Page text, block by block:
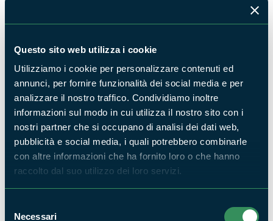
Questo sito web utilizza i cookie
Utilizziamo i cookie per personalizzare contenuti ed
annunci, per fornire funzionalità dei social media e per
analizzare il nostro traffico. Condividiamo inoltre
informazioni sul modo in cui utilizza il nostro sito con i
nostri partner che si occupano di analisi dei dati web,
pubblicità e social media, i quali potrebbero combinarle
con altre informazioni che ha fornito loro o che hanno
raccolto dal suo utilizzo dei loro servizi.
delNecessari
HABITAT 7720 *Sorgenti pietrificanti con
formazione di travertino